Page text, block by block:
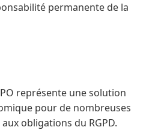
permanente de la
représente une solution
pour de nombreuses
obligations du RGPD.